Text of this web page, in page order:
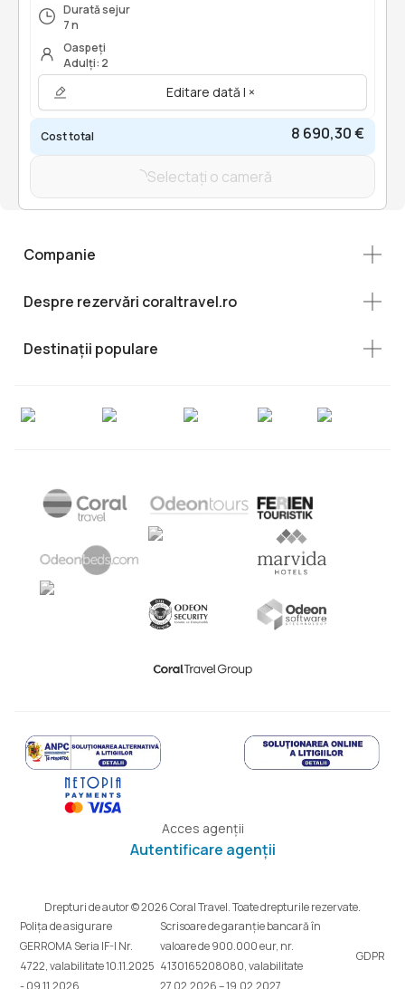
Durată sejur
7 n
Oaspeți
Adulți: 2
Editare dată | ×
Cost total 8 690,30 €
Selectați o cameră
Companie
Despre rezervări coraltravel.ro
Destinații populare
Acces agenții
Autentificare agenții
Drepturi de autor © 2026 Coral Travel. Toate drepturile rezervate.
Polița de asigurare
GERROMA Seria IF-I Nr.
4722, valabilitate 10.11.2025
- 09.11.2026
Scrisoare de garanție bancară în
valoare de 900.000 eur, nr.
4130165208080, valabilitate
27.02.2026 – 19.02.2027
GDPR